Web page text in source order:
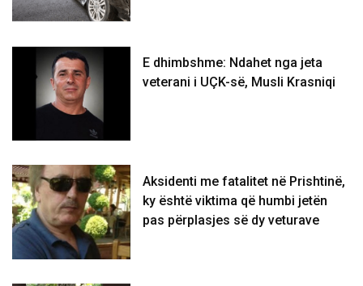
E dhimbshme: Ndahet nga jeta
veterani i UÇK-së, Musli Krasniqi
Aksidenti me fatalitet në Prishtinë,
ky është viktima që humbi jetën
pas përplasjes së dy veturave